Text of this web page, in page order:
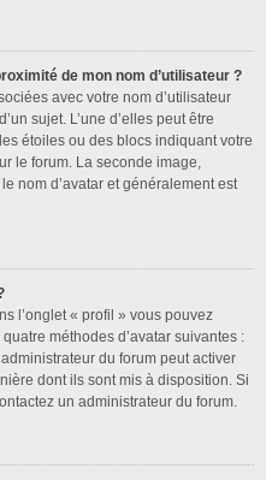
de mon nom d’utilisateur ?
avec votre nom d’utilisateur
sujet. L’une d’elles peut être
étoiles ou des blocs indiquant votre
le forum. La seconde image,
nom d’avatar et généralement est
l’onglet « profil » vous pouvez
méthodes d’avatar suivantes :
du forum peut activer
dont ils sont mis à disposition. Si
un administrateur du forum.